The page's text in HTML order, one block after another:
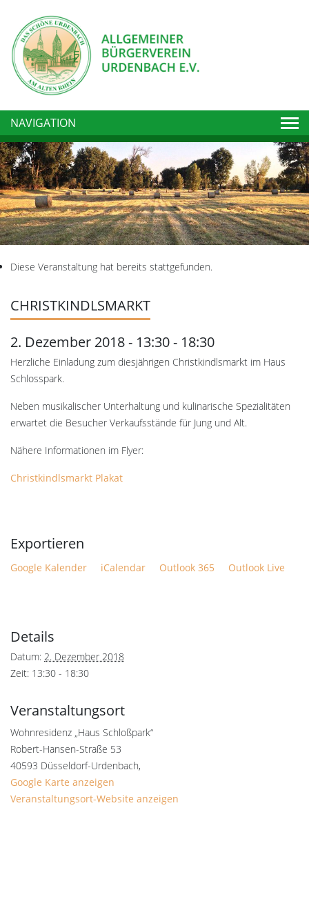
NAVIGATION
Diese Veranstaltung hat bereits stattgefunden.
CHRISTKINDLSMARKT
2. Dezember 2018 - 13:30- 18:30
Herzliche Einladung zum diesjährigen Christkindlsmarkt im Haus
Schlosspark.
Neben musikalischer Unterhaltung und kulinarische Spezialitäten
erwartet die Besucher Verkaufsstände für Jung und Alt.
Nähere Informationen im Flyer:
Christkindlsmarkt Plakat
Google Kalender iCalendar Outlook 365 Outlook Live
Details
Datum: 2. Dezember 2018
Zeit: 13:30 - 18:30
Veranstaltungsort
Wohnresidenz „Haus Schloßpark“
Robert-Hansen-Straße 53
40593 Düsseldorf-Urdenbach,
Google Karte anzeigen
Veranstaltungsort-Website anzeigen